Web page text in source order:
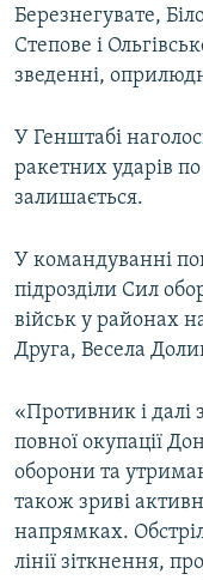
Березнегувате,
Степове і
зведенні,
У Генштабі
ракетних ударів
залишається.
У командуванні
підрозділи Сил
військ у районах
Друга, Весела
«Противник і далі
повної окупації
оборони та
також зриві
напрямках.
лінії зіткнення,